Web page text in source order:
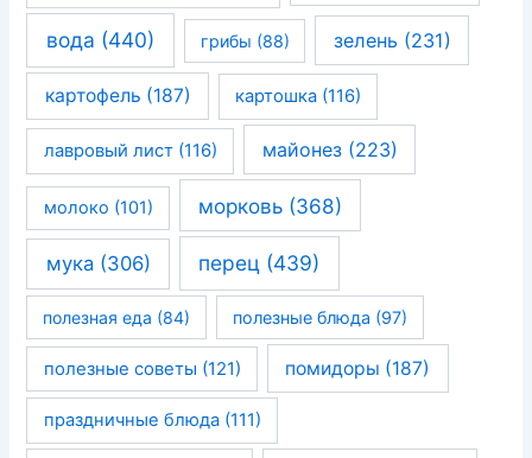
вода (440) грибы (88) зелень (231)
картофель (187) картошка (116)
лавровый лист(116) майонез(223)
молоко (101) морковь(368)
мука(306) перец (439)
полезная еда (84) полезные блюда (97)
полезные советы (121) помидоры (187)
праздничные блюда(111)